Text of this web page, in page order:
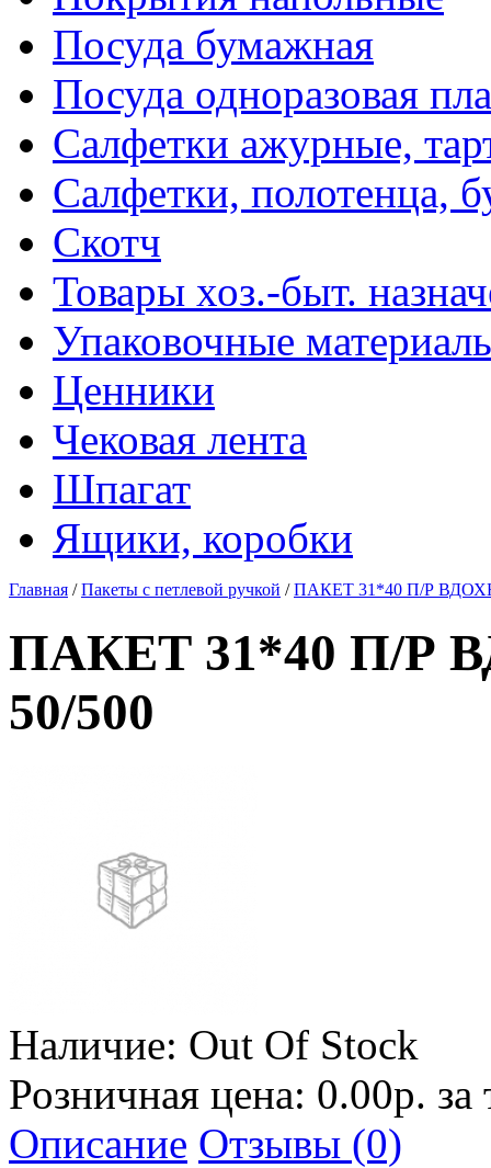
Посуда бумажная
Посуда одноразовая
Салфетки ажурные,
Салфетки, полотенца,
Скотч
Товары хоз.-быт.
Упаковочные
Ценники
Чековая лента
Шпагат
Ящики, коробки
Главная /Пакеты с петлевой ручкой /ПАКЕТ 31*40 П/Р
ПАКЕТ 31*40 П/Р
50/500
Наличие: Out Of Stock
Розничная цена: 0.00р.
Описание Отзывы (0)